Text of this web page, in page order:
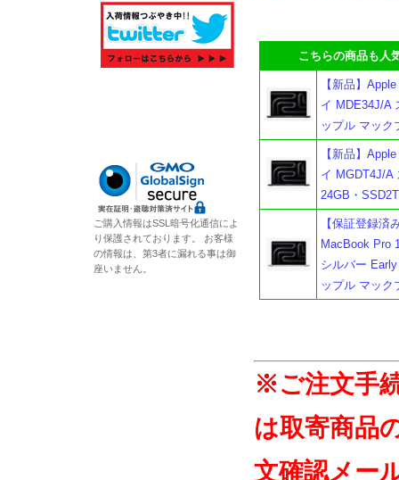
こちらの商品も人気
【新品】
イ MDE34J/A
ップル マック
【新品】
イ MGDT4J/A
24GB・
【保証登録済
MacBook Pro
シルバー
ップル マック
※ご注文手
は取寄商品
文確認メー
ご購入情報はSSL暗号化通信によ
り保護されております。 お客様
の情報は、第3者に漏れる事は御
座いません。